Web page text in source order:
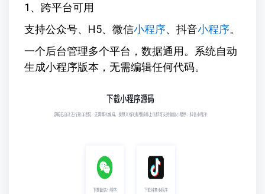
1、跨平台可用
支持公众号、H5、微信小程序、抖音小程序。
一个后台管理多个平台，数据通用。系统自动
生成小程序版本，无需编辑任何代码。